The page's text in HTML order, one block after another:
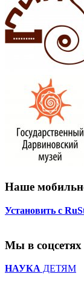
Наше
Установить с
Мы в соцсетях
НАУКА ДЕТЯМ